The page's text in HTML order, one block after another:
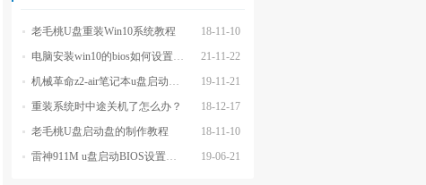
18-11-10
老毛桃U盘重装Win10系统教程
21-11-22
电脑安装win10的bios如何设置u盘图文教程
19-11-21
机械革命z2-air笔记本u盘启动BIOS设置教程
18-12-17
重装系统时中途关机了怎么办？
18-11-10
老毛桃U盘启动盘的制作教程
19-06-21
雷神911M u盘启动BIOS设置教程